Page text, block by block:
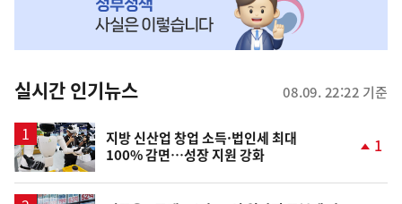
뉴
스
실시간 인기뉴스 08.09. 22:22 기준
지방 신산업 창업 소득·법인세 최대
100% 감면…성장 지원 강화
상
1